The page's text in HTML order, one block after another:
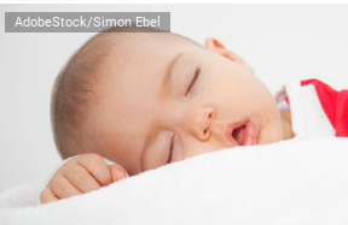
AdobeStock/Simon Ebel